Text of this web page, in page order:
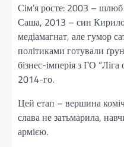
Сім’я росте: 2003 –
Саша, 2013 – син
медіамагнат, але гумор
політиками готували
бізнес-імперія з ГО
2014-го.
Цей етап – вершина
слава не затьмарила,
армією.